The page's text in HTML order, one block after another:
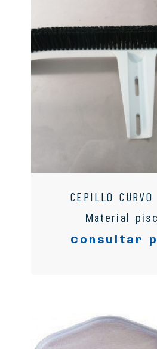
CEPILLO CURVO
Material
Consultar